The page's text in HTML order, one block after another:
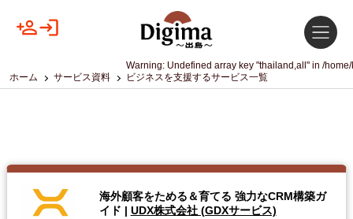
ホーム サービス資料
Warning: Undefined array key "thailand,all" in /
ビジネスを支援するサービス一覧
海外顧客をためる＆育てる 強力なCRM構築ガ
イド | UDX株式会社 (GDXサービス)